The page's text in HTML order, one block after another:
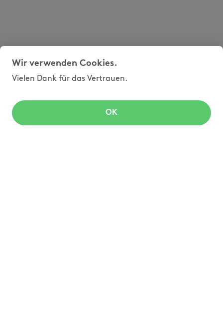
Wir verwenden Cookies.
Vielen Dank für das Vertrauen.
OK